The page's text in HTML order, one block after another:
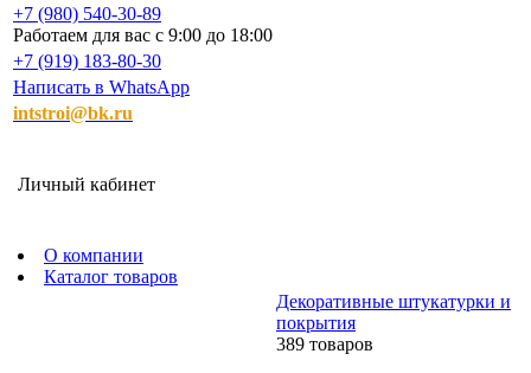
+7 (980) 540-30-89
Работаем для вас с 9:00 до 18:00
+7 (919) 183-80-30
Написать в WhatsApp
intstroi@bk.ru
Личный кабинет
О компании
Каталог товаров
Декоративные штукатурки и
покрытия
389 товаров